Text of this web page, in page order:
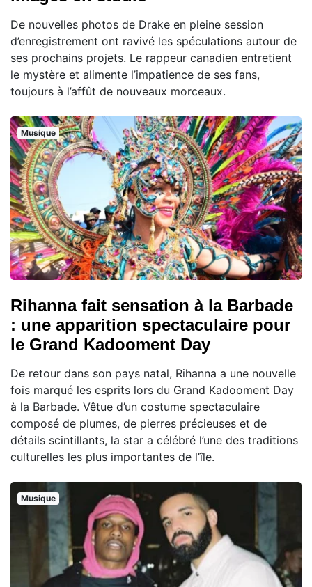
De nouvelles photos de Drake en pleine session
d’enregistrement ont ravivé les spéculations autour de
ses prochains projets. Le rappeur canadien entretient
le mystère et alimente l’impatience de ses fans,
toujours à l’affût de nouveaux morceaux.
Musique
Rihanna fait sensation à la Barbade
: une apparition spectaculaire pour
le Grand Kadooment Day
De retour dans son pays natal, Rihanna a une nouvelle
fois marqué les esprits lors du Grand Kadooment Day
à la Barbade. Vêtue d’un costume spectaculaire
composé de plumes, de pierres précieuses et de
détails scintillants, la star a célébré l’une des traditions
culturelles les plus importantes de l’île.
Musique